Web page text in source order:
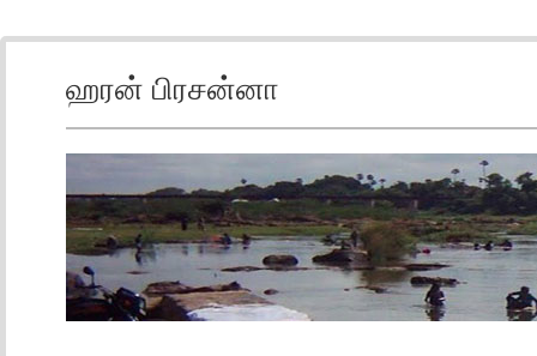
ஹரன் பிரசன்னா